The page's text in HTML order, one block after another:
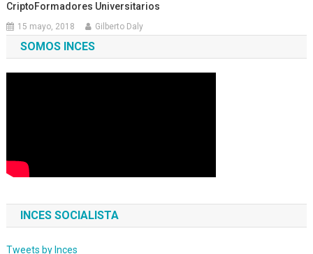
CriptoFormadores Universitarios
15 mayo, 2018 Gilberto Daly
SOMOS INCES
INCES SOCIALISTA
Tweets by Inces